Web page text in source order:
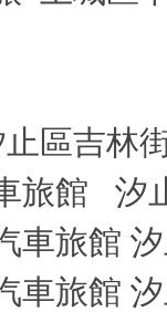
區吉林
旅館
汐
車旅館
車旅館